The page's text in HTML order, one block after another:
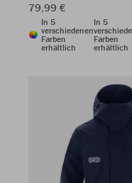
79,99 €
In 5
verschiedenen
Farben
erhältlich
In 5
Farben
erhältlich